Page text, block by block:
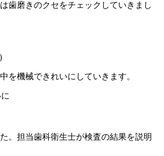
歯磨きのクセをチェックしていきまし
を機械できれいにしていきます。
。担当歯科衛生士が検査の結果を説明